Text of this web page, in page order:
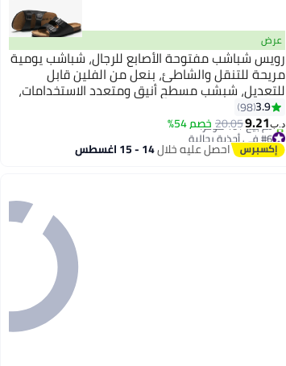
عرض
رويس شباشب مفتوحة الأصابع للرجال، شباشب يومية
مريحة للتنقل والشاطئ، بنعل من الفلين قابل
للتعديل، شبشب مسطح أنيق ومتعدد الاستخدامات،
خفيف الوزن وناعم ذو صفين من الأزرار، مثالي
لعطلات الصيف، أسود
3.9
98
د.ب‏9.21
20.05 خصم 54%
#6 في أحذية رجالية
أقل سعر في 7 يوم
بتخلّص بسرعة
احصل عليه خلال14 - 15 اغسطس